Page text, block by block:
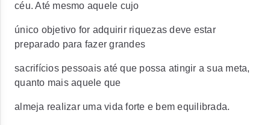
céu. Até mesmo aquele cujo
único objetivo for adquirir riquezas deve estar
preparado para fazer grandes
sacrifícios pessoais até que possa atingir a sua meta,
quanto mais aquele que
almeja realizar uma vida forte e bem equilibrada.